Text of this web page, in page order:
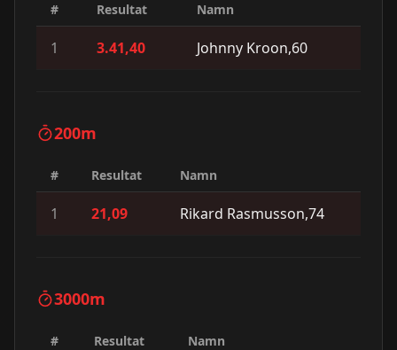
# Resultat Namn
1 3.41,40 Johnny Kroon,60
200m
# Resultat Namn
1 21,09 Rikard Rasmusson,74
3000m
# Resultat Namn